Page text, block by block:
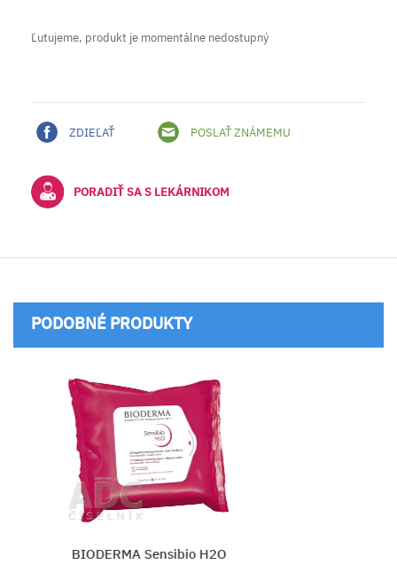
Ľutujeme, produkt je momentálne nedostupný
ZDIEĽAŤ POSLAŤ ZNÁMEMU
PORADIŤ SA S LEKÁRNIKOM
PODOBNÉ PRODUKTY
BIODERMA Sensibio H2O